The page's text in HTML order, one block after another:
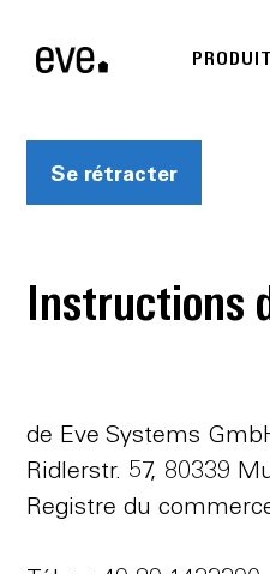
Se rétracter
Instructions
de Eve Systems
Ridlerstr. 57, 80339
Registre du